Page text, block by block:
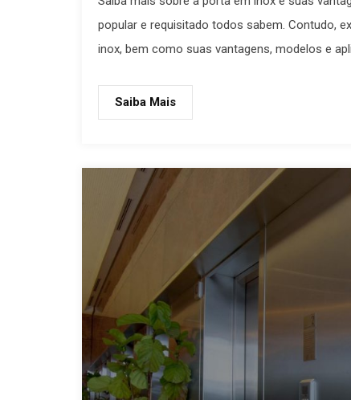
popular e requisitado todos sabem. Contudo,
inox, bem como suas vantagens, modelos e
Saiba Mais